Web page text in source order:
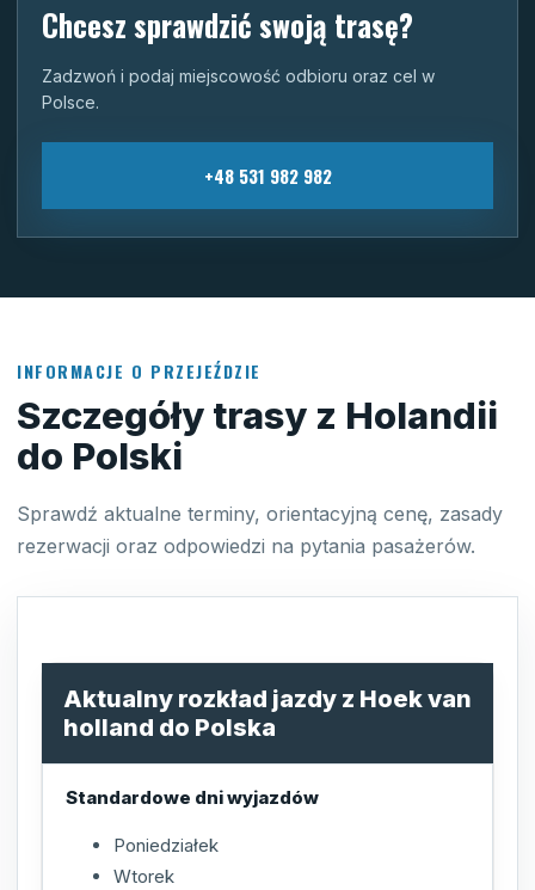
Chcesz sprawdzić swoją trasę?
Zadzwoń i podaj miejscowość odbioru oraz cel w
Polsce.
+48 531 982 982
INFORMACJE O PRZEJEŹDZIE
Szczegóły trasy z Holandii
do Polski
Sprawdź aktualne terminy, orientacyjną cenę, zasady
rezerwacji oraz odpowiedzi na pytania pasażerów.
Aktualny rozkład jazdy z Hoek van
holland do Polska
Standardowe dni wyjazdów
Poniedziałek
Wtorek